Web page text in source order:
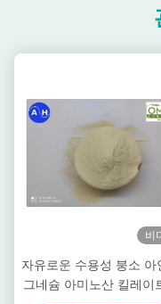
비
자유로운 수용성 붕소 아
그네슘 아미노산 킬레이